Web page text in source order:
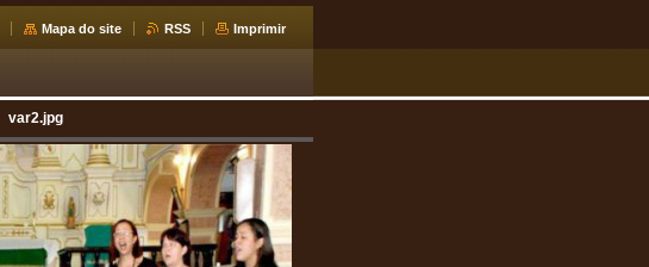
Mapa do site RSS Imprimir
var2.jpg